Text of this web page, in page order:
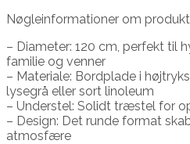
Nøgleinformationer om
– Diameter: 120 cm, perfekt til
familie og venner
– Materiale: Bordplade i
lysegrå eller sort linoleum
– Understel: Solidt træstel for
– Design: Det runde format
atmosfære